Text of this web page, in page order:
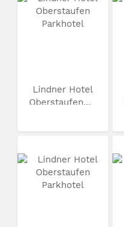
Lindner Hotel
Oberstaufen...